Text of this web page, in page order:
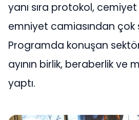
yanı sıra protokol,
emniyet camiasından çok
Programda konuşan
ayının birlik, beraberlik
yaptı.